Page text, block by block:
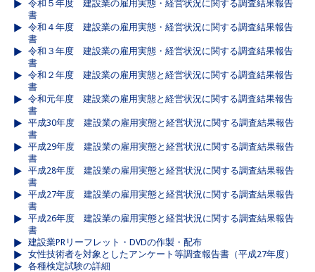
令和５年度 建設業の雇用実態・経営状況に関する調査結果報告
書
令和４年度 建設業の雇用実態・経営状況に関する調査結果報告
書
令和３年度 建設業の雇用実態・経営状況に関する調査結果報告
書
令和２年度 建設業の雇用実態と経営状況に関する調査結果報告
書
令和元年度 建設業の雇用実態と経営状況に関する調査結果報告
書
平成30年度 建設業の雇用実態と経営状況に関する調査結果報告
書
平成29年度 建設業の雇用実態と経営状況に関する調査結果報告
書
平成28年度 建設業の雇用実態と経営状況に関する調査結果報告
書
平成27年度 建設業の雇用実態と経営状況に関する調査結果報告
書
平成26年度 建設業の雇用実態と経営状況に関する調査結果報告
書
建設業PRリーフレット・DVDの作製・配布
女性技術者を対象としたアンケート等調査報告書（平成27年度）
各種検定試験の詳細